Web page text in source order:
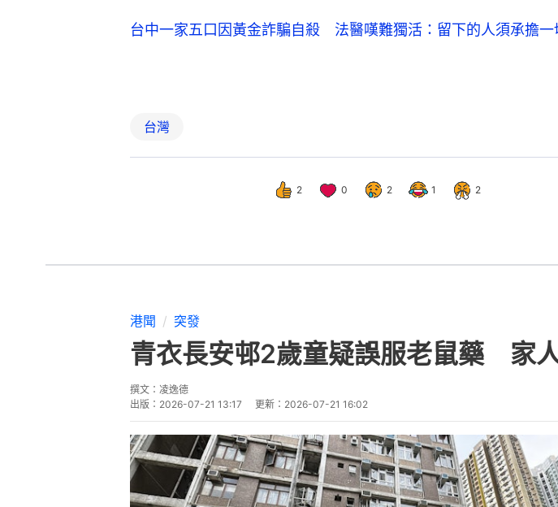
台中一家五口因黃金詐騙自殺 法醫嘆難獨活：留下的人須承擔一
台灣
2 0 2 1 2
港聞 突發
青衣長安邨2歲童疑誤服老鼠藥 家
撰文： 凌逸德
出版： 2026-07-21 13:17 更新： 2026-07-21 16:02